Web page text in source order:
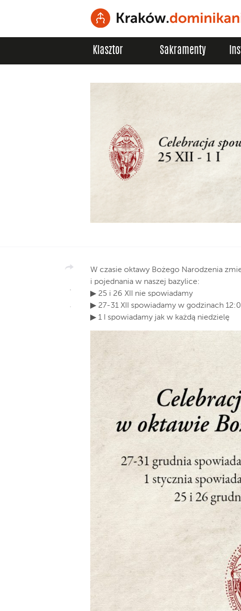
Klasztor Sakramenty
W czasie oktawy Bożego Narodzenia
i pojednania w naszej bazylice:
▶ 25 i 26 XII nie spowiadamy
▶ 27-31 XII spowiadamy w godzinach
▶ 1 I spowiadamy jak w każdą niedzielę